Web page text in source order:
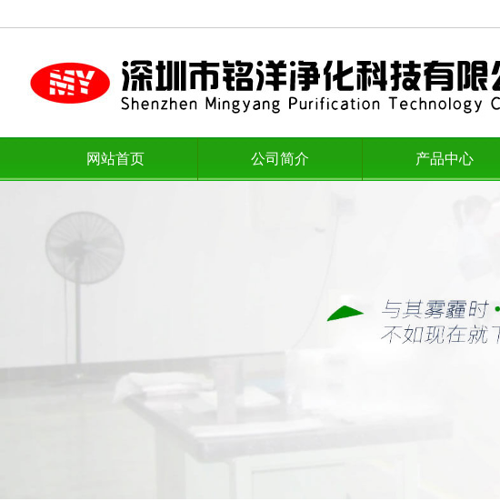
网站首页 公司简介 产品中心